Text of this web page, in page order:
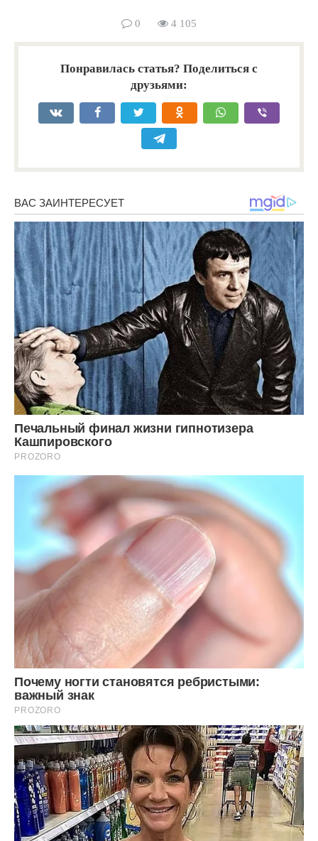
0 4 105
Понравилась статья? Поделиться с
друзьями: